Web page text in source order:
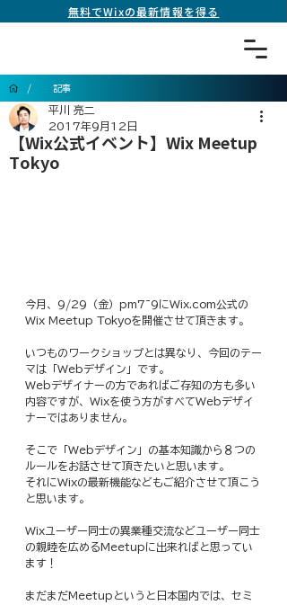
無料でWixの最新情報を得る
/ 記事
【Wix公式イベント】Wix Meetup
Tokyo
平川 亮二
2017年9月12日
今月、9/29（金）pm7~9にWix.com公式の
Wix Meetup Tokyoを開催させて頂きます。
いつものワークショップとは異なり、今回のテー
マは「Webデザイン」です。
Webデザイナーの方であればご存知の方も多い
内容ですが、Wixを使う方がすべてWebデザイ
ナーではありません。
そこで「Webデザイン」の基本知識から８つの
ルールをお話させて頂きたいと思います。
それにWixの最新機能などもご紹介させて頂こう
と思います。
Wixユーザー同士の異業種交流などユーザー同士
の親睦を広めるMeetupに出来ればと思ってい
ます！
まだまだMeetupというと日本国内では、セミ